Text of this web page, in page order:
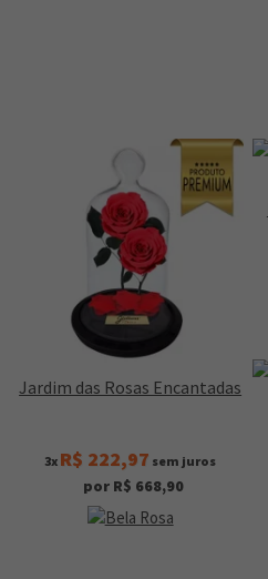
Jardim das Rosas Encantadas
3x R$ 222,97 sem juros
por R$ 668,90